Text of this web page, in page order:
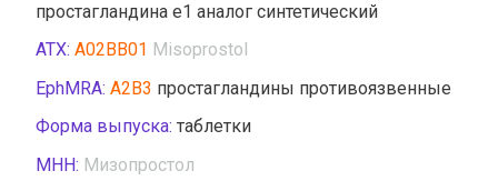
простагландина e1 аналог синтетический
АТХ: A02BB01 Misoprostol
EphMRA: A2B3 простагландины противоязвенные
Форма выпуска: таблетки
МНН: Мизопростол